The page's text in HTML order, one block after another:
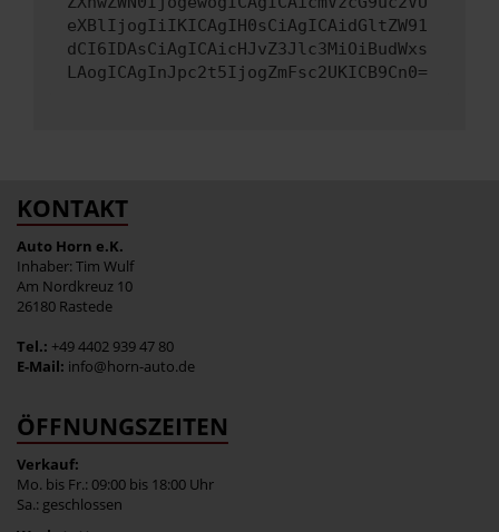
eXBlIjogIiIKICAgIH0sCiAgICAidGltZW91
dCI6IDAsCiAgICAicHJvZ3Jlc3MiOiBudWxs
LAogICAgInJpc2t5IjogZmFsc2UKICB9Cn0=
KONTAKT
Auto Horn e.K.
Inhaber: Tim Wulf
Am Nordkreuz 10
26180 Rastede
Tel.: +49 4402 939 47 80
E-Mail: info@horn-auto.de
ÖFFNUNGSZEITEN
Verkauf:
Mo. bis Fr.: 09:00 bis 18:00 Uhr
Sa.: geschlossen